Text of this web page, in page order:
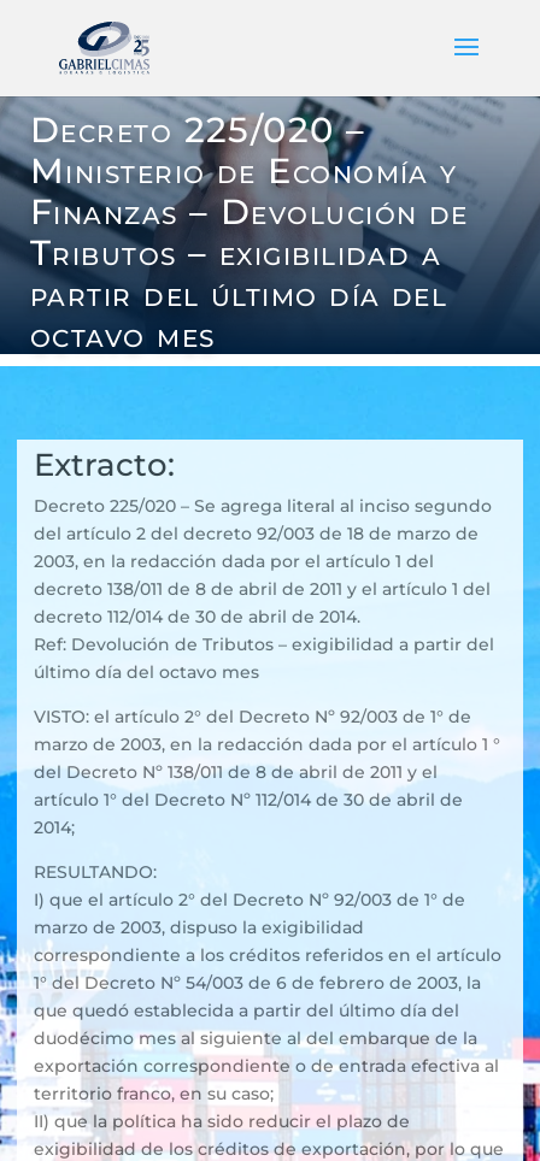
Decreto 225/020 –
Ministerio de Economía y
Finanzas – Devolución de
Tributos – exigibilidad a
partir del último día del
octavo mes
Extracto:
Decreto 225/020 – Se agrega literal al inciso segundo
del artículo 2 del decreto 92/003 de 18 de marzo de
2003, en la redacción dada por el artículo 1 del
decreto 138/011 de 8 de abril de 2011 y el artículo 1 del
decreto 112/014 de 30 de abril de 2014.
Ref: Devolución de Tributos – exigibilidad a partir del
último día del octavo mes
VISTO: el artículo 2° del Decreto Nº 92/003 de 1° de
marzo de 2003, en la redacción dada por el artículo 1 °
del Decreto Nº 138/011 de 8 de abril de 2011 y el
artículo 1° del Decreto Nº 112/014 de 30 de abril de
2014;
RESULTANDO:
I) que el artículo 2° del Decreto Nº 92/003 de 1° de
marzo de 2003, dispuso la exigibilidad
correspondiente a los créditos referidos en el artículo
1° del Decreto Nº 54/003 de 6 de febrero de 2003, la
que quedó establecida a partir del último día del
duodécimo mes al siguiente al del embarque de la
exportación correspondiente o de entrada efectiva al
territorio franco, en su caso;
II) que la política ha sido reducir el plazo de
exigibilidad de los créditos de exportación, por lo que